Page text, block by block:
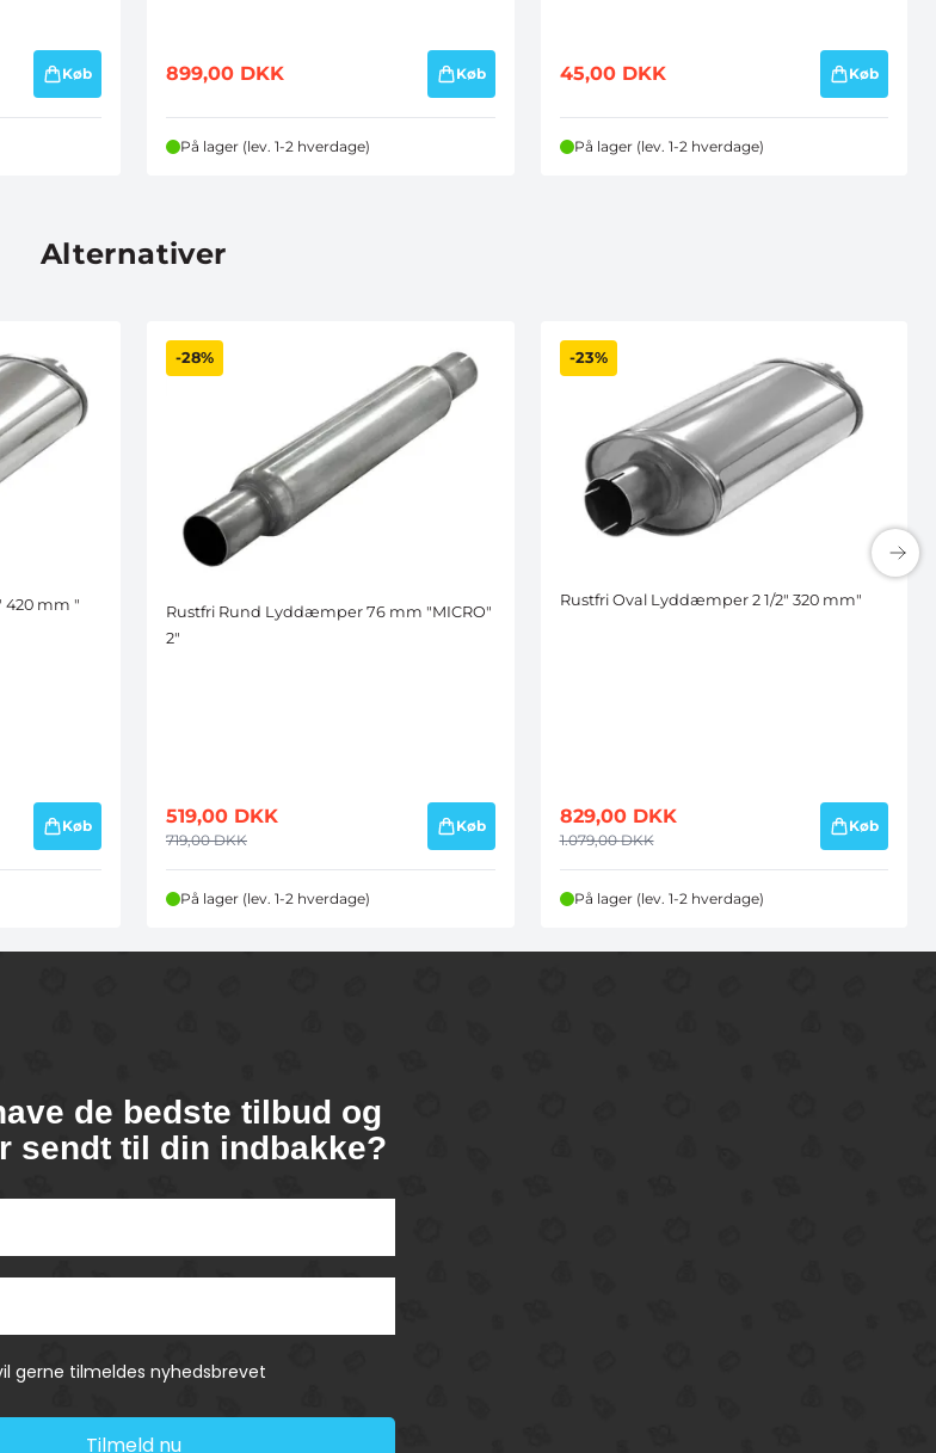
Køb 899,00 DKK Køb
På lager (lev. 1-2 hverdage)
45,00 DKK Køb
På lager (lev. 1-2 hverdage)
Alternativer
420 mm "
Køb
-28%
Rustfri Rund Lyddæmper 76 mm "MICRO"
2"
519,00 DKK
719,00DKK
Køb
På lager (lev. 1-2 hverdage)
-23%
Rustfri Oval Lyddæmper 2 1/2" 320 mm"
829,00 DKK
1.079,00DKK
Køb
På lager (lev. 1-2 hverdage)
de bedste tilbud og
sendt til din indbakke?
gerne tilmeldes nyhedsbrevet
Tilmeld nu